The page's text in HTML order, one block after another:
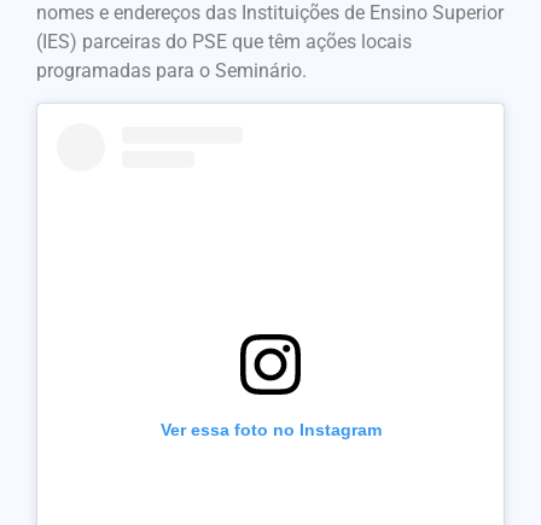
nomes e endereços das Instituições de Ensino Superior
(IES) parceiras do PSE que têm ações locais
programadas para o Seminário.
Ver essa foto no Instagram